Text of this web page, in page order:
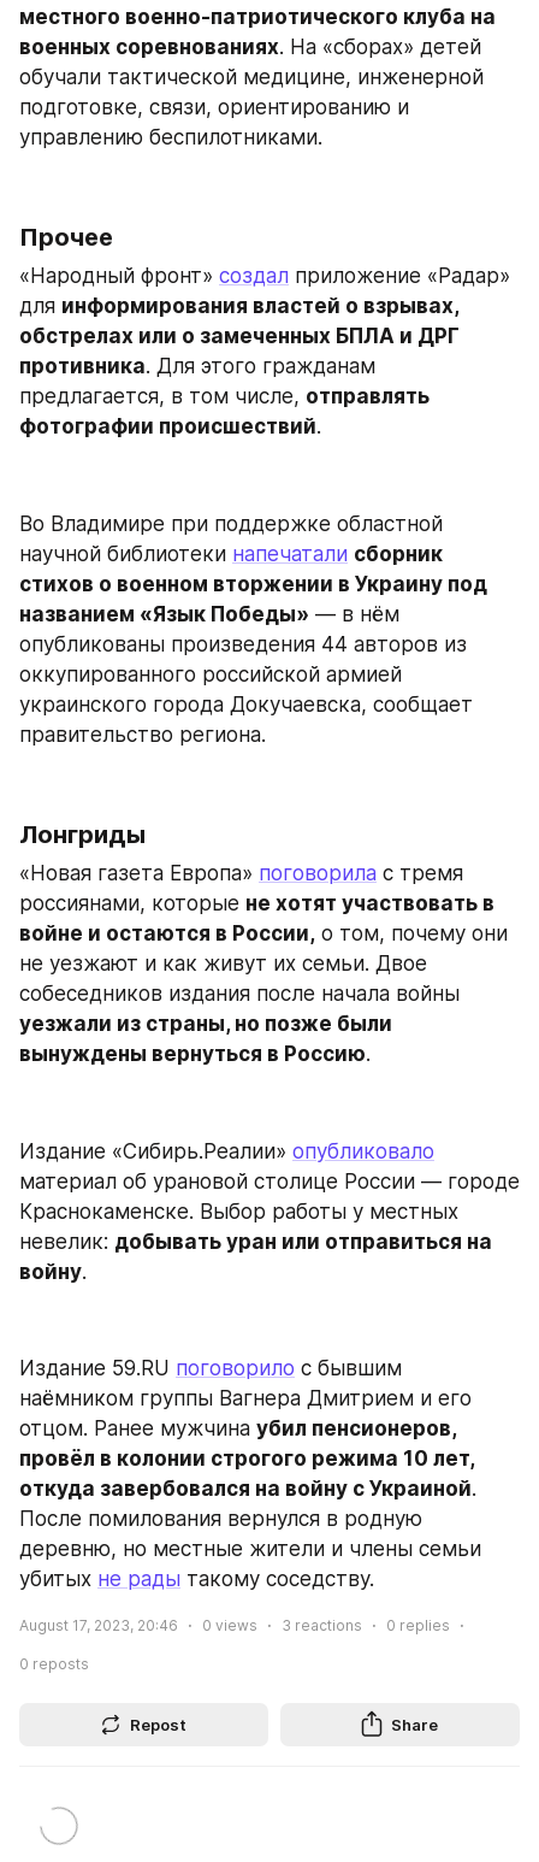
местного военно-патриотического клуба на
военных соревнованиях. На «сборах» детей
обучали тактической медицине, инженерной
подготовке, связи, ориентированию и
управлению беспилотниками.
Прочее
«Народный фронт» создал приложение «Радар»
для информирования властей о взрывах,
обстрелах или о замеченных БПЛА и ДРГ
противника. Для этого гражданам
предлагается, в том числе, отправлять
фотографии происшествий.
Во Владимире при поддержке областной
научной библиотеки напечатали сборник
стихов о военном вторжении в Украину под
названием «Язык Победы» — в нём
опубликованы произведения 44 авторов из
оккупированного российской армией
украинского города Докучаевска, сообщает
правительство региона.
Лонгриды
«Новая газета Европа» поговорила с тремя
россиянами, которые не хотят участвовать в
войне и остаются в России, о том, почему они
не уезжают и как живут их семьи. Двое
уезжали из страны, но позже были
вынуждены вернуться в Россию.
Издание «Сибирь.Реалии» опубликовало
материал об урановой столице России — городе
Краснокаменске. Выбор работы у местных
невелик: добывать уран или отправиться на
войну.
Издание 59.RU поговорило с бывшим
наёмником группы Вагнера Дмитрием и его
отцом. Ранее мужчина убил пенсионеров,
провёл в колонии строгого режима 10 лет,
откуда завербовался на войну с Украиной.
После помилования вернулся в родную
деревню, но местные жители и члены семьи
убитых не рады такому соседству.
August 17, 2023, 20:46 0 views 3 reactions 0 replies
0 reposts
Repost Share